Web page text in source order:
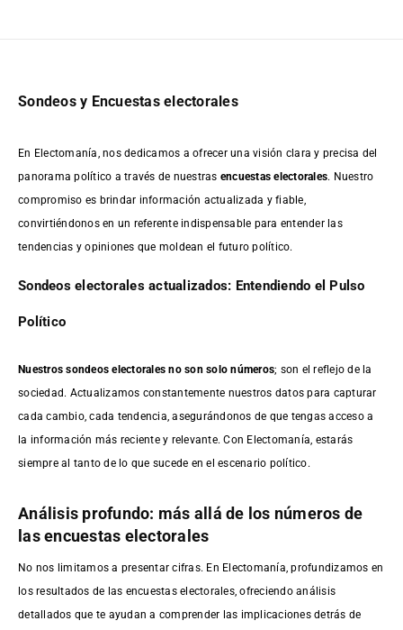
Sondeos y Encuestas electorales
En Electomanía, nos dedicamos a ofrecer una visión clara y precisa del
panorama político a través de nuestras encuestas electorales. Nuestro
compromiso es brindar información actualizada y fiable,
convirtiéndonos en un referente indispensable para entender las
tendencias y opiniones que moldean el futuro político.
Sondeos electorales actualizados: Entendiendo el Pulso
Político
Nuestros sondeos electorales no son solo números; son el reflejo de la
sociedad. Actualizamos constantemente nuestros datos para capturar
cada cambio, cada tendencia, asegurándonos de que tengas acceso a
la información más reciente y relevante. Con Electomanía, estarás
siempre al tanto de lo que sucede en el escenario político.
Análisis profundo: más allá de los números de
las encuestas electorales
No nos limitamos a presentar cifras. En Electomanía, profundizamos en
los resultados de las encuestas electorales, ofreciendo análisis
detallados que te ayudan a comprender las implicaciones detrás de